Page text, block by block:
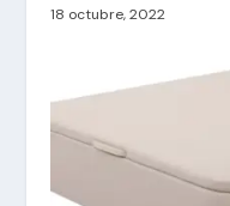
18 octubre, 2022